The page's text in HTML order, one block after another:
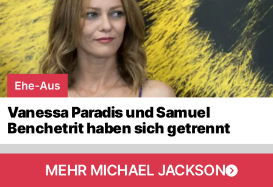
Ehe-Aus
Vanessa Paradis und Samuel
Benchetrit haben sich getrennt
MEHR MICHAEL JACKSON